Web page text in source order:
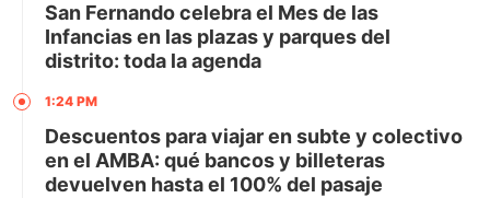
San Fernando celebra el Mes de las
Infancias en las plazas y parques del
distrito: toda la agenda
1:24 PM
Descuentos para viajar en subte y colectivo
en el AMBA: qué bancos y billeteras
devuelven hasta el 100% del pasaje